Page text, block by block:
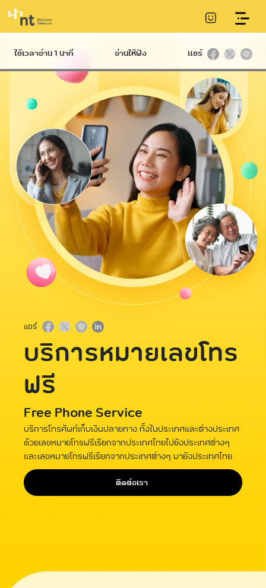
Hard
Infrastructure
บริการท่อร้อยสาย
Communication
Conduit
บริการเสา
โทรคมนาคม
Telecommunication
Tower
International
บริการ NT IIG
Datacom
International
Service
Broadband
NT Broadband
บริการอินเทอร์เน็ต
ไฟเบอร์ความเร็วสูง
NetPlay บริการ
กล่องทีวีออนไลน์
Hi-speed บริการ
อินเทอร์เน็ตผ่าน
โทรศัพท์บ้าน ADSL
แชร์
บริการหมายเลขโทร
ฟรี
Free Phone Service
บริการโทรศัพท์เก็บเงินปลายทาง ทั้งในประเทศและต่างประเทศ
ด้วยเลขหมายโทรฟรีเรียกจากประเทศไทยไปยังประเทศต่างๆ
และเลขหมายโทรฟรีเรียกจากประเทศต่างๆ มายังประเทศไทย
ติดต่อเรา
บริการหมายเลขโทรฟรี
ใช้เวลาอ่าน 1 นาที อ่านให้ฟัง แชร์